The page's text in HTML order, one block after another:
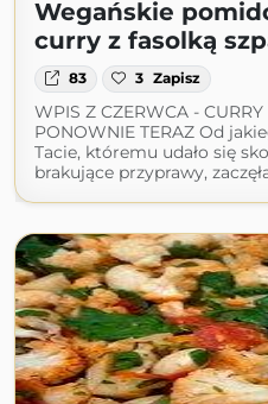
Wegańskie
curry z fasolką
83 3 Zapisz
WPIS Z CZERWCA -
PONOWNIE TERAZ Od
Tacie, któremu udało się
brakujące przyprawy,